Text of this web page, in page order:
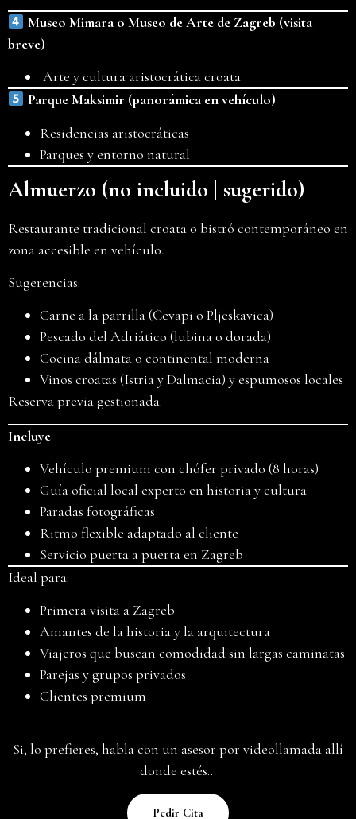
Museo Mimara o Museo de Arte de Zagreb (visita
breve)
Arte y cultura aristocrática croata
Parque Maksimir (panorámica en vehículo)
Residencias aristocráticas
Parques y entorno natural
Almuerzo (no incluido | sugerido)
Restaurante tradicional croata o bistró contemporáneo en
zona accesible en vehículo.
Sugerencias:
Carne a la parrilla (Ćevapi o Pljeskavica)
Pescado del Adriático (lubina o dorada)
Cocina dálmata o continental moderna
Vinos croatas (Istria y Dalmacia) y espumosos locales
Reserva previa gestionada.
Incluye
Vehículo premium con chófer privado (8 horas)
Guía oficial local experto en historia y cultura
Paradas fotográficas
Ritmo flexible adaptado al cliente
Servicio puerta a puerta en Zagreb
Ideal para:
Primera visita a Zagreb
Amantes de la historia y la arquitectura
Viajeros que buscan comodidad sin largas caminatas
Parejas y grupos privados
Clientes premium
Si, lo prefieres, habla con un asesor por videollamada allí
donde estés..
Pedir Cita